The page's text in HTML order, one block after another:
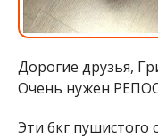
Дорогие друзья,
Очень нужен
Эти 6кг пушистого